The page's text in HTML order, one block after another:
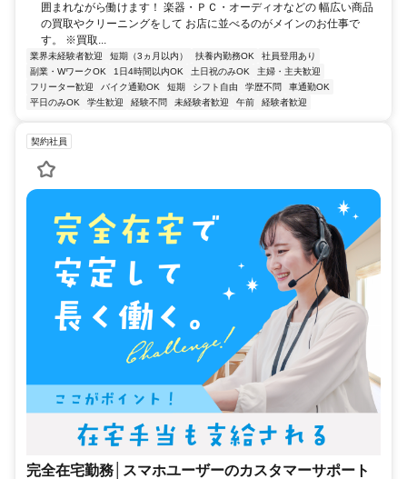
囲まれながら働けます！ 楽器・ＰＣ・オーディオなどの 幅広い商品
の買取やクリーニングをして お店に並べるのがメインのお仕事で
す。 ※買取...
業界未経験者歓迎 短期（3ヵ月以内） 扶養内勤務OK
社員登用あり
副業・WワークOK
1日4時間以内OK 土日祝のみOK
主婦・主夫歓迎
フリーター歓迎
バイク通勤OK 短期 シフト自由 学歴不問
車通勤OK
平日のみOK
学生歓迎 経験不問 未経験者歓迎 午前 経験者歓迎
契約社員
完全在宅勤務│スマホユーザーのカスタマーサポート